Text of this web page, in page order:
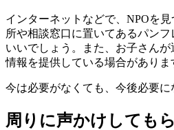
インターネットなどで、NPOを
所や相談窓口に置いてあるパン
いいでしょう。また、お子さん
情報を提供している場合がありま
今は必要がなくても、今後必要に
周りに声かけしても